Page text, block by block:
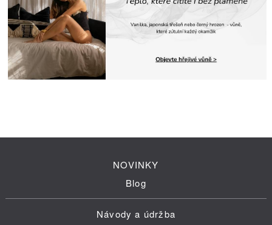
NOVINKY
Blog
Návody a údržba